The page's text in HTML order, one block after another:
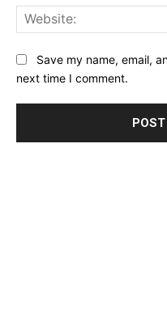
Save my name, email,
next time I comment.